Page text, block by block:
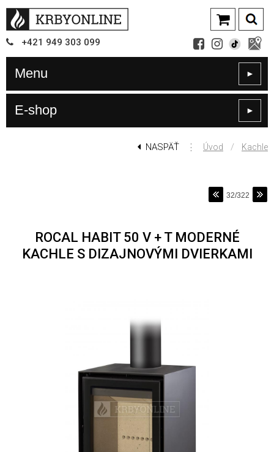
+421 949 303 099
Menu ►
E-shop ►
NASPÄŤ ⋮ Úvod / Kachle
32/322
ROCAL HABIT 50 V + T MODERNÉ
KACHLE S DIZAJNOVÝMI DVIERKAMI